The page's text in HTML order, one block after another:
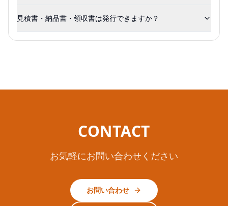
見積書・納品書・領収書は発行できますか？
CONTACT
お気軽にお問い合わせください
お問い合わせ